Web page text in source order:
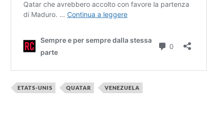
ETATS-UNIS QUATAR VENEZUELA